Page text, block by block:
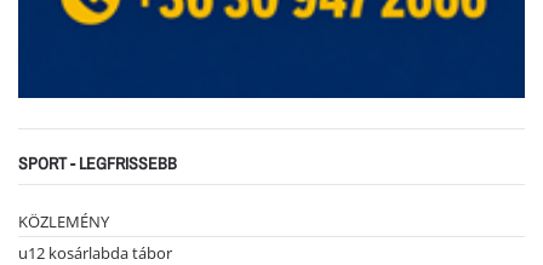
SPORT - LEGFRISSEBB
KÖZLEMÉNY
u12 kosárlabda tábor